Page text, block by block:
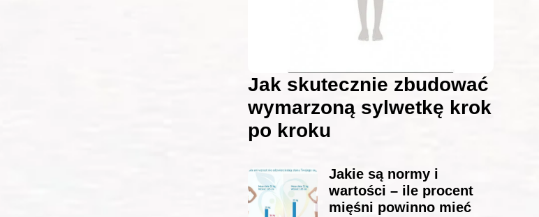
Jak skutecznie zbudować
wymarzoną sylwetkę krok
po kroku
Jakie są normy i
wartości – ile procent
mięśni powinno mieć